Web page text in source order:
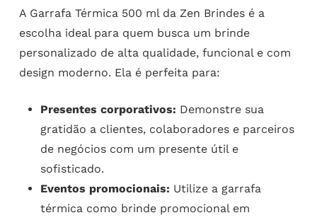
A Garrafa Térmica 500 ml da Zen Brindes é a
escolha ideal para quem busca um brinde
personalizado de alta qualidade, funcional e com
design moderno. Ela é perfeita para:
Presentes corporativos: Demonstre sua
gratidão a clientes, colaboradores e parceiros
de negócios com um presente útil e
sofisticado.
Eventos promocionais: Utilize a garrafa
térmica como brinde promocional em